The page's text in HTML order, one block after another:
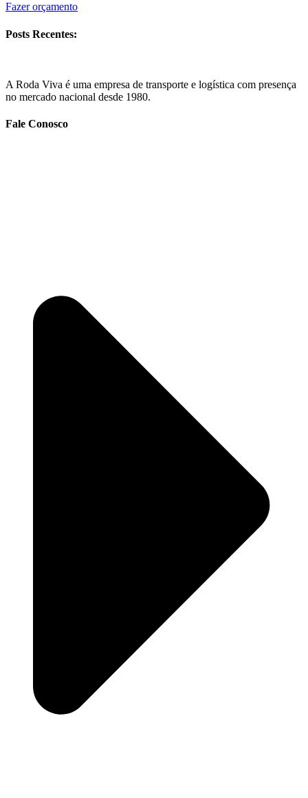
Fazer orçamento
Posts Recentes:
A Roda Viva é uma empresa de transporte e logística com presença
no mercado nacional desde 1980.
Fale Conosco